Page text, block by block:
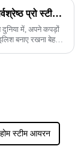
2023 के सर्वश्रेष्ठ प्रो स्टीम आयरन का अनावरण: वैश्विक खरीदारों के लिए एक व्यापक तुलना
में, अपने कपड़ों
बनाए रखना बेहद
स्टीम आयरन